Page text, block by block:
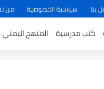
بنا سياسية الخصوصية من
كتب مدرسية المنهج اليمني